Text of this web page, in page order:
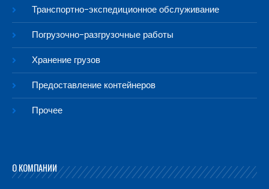
Транспортно-экспедиционное обслуживание
Погрузочно-разгрузочные работы
Хранение грузов
Предоставление контейнеров
Прочее
О КОМПАНИИ